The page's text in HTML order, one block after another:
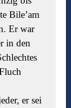
Bile’am
Er war
in den
er sei